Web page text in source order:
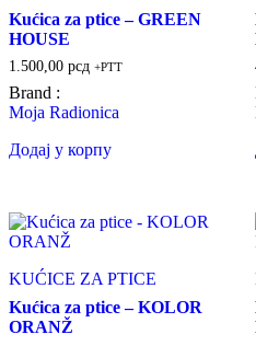
Kućica za ptice – GREEN
HOUSE
1.500,00 рсд +PTT
Brand :
Moja Radionica
Додај у корпу
KUĆICE ZA PTICE
Kućica za ptice – KOLOR
ORANŽ